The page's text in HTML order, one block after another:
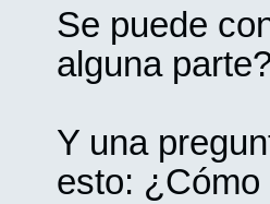
Se puede
alguna
Y una
esto: